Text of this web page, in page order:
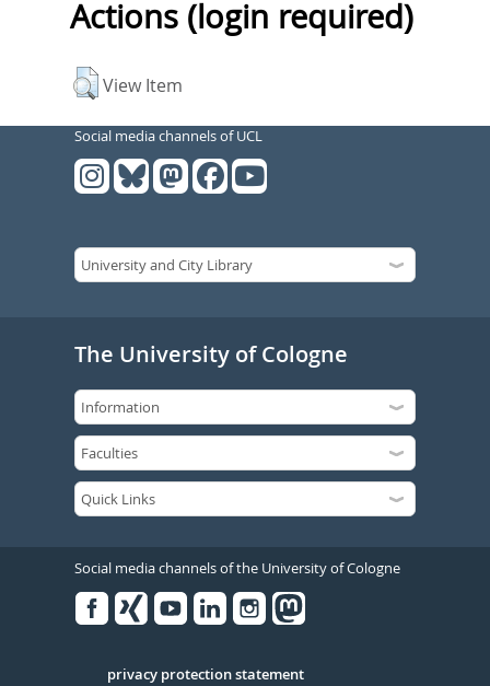
Actions (login required)
View Item
Social media channels of UCL
The University of Cologne
Social media channels of the University of Cologne
Serivce
privacy protection statement